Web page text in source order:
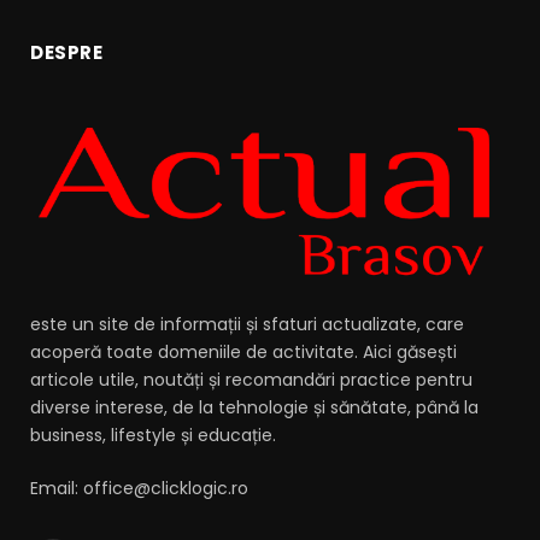
DESPRE
este un site de informații și sfaturi actualizate, care
acoperă toate domeniile de activitate. Aici găsești
articole utile, noutăți și recomandări practice pentru
diverse interese, de la tehnologie și sănătate, până la
business, lifestyle și educație.
Email: office@clicklogic.ro